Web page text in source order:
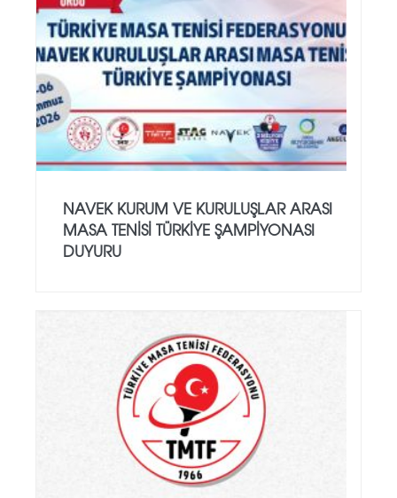
NAVEK KURUM VE KURULUŞLAR ARASI
MASA TENISI TÜRKIYE ŞAMPIYONASI
DUYURU